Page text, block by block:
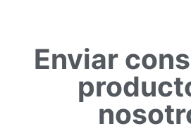
Enviar